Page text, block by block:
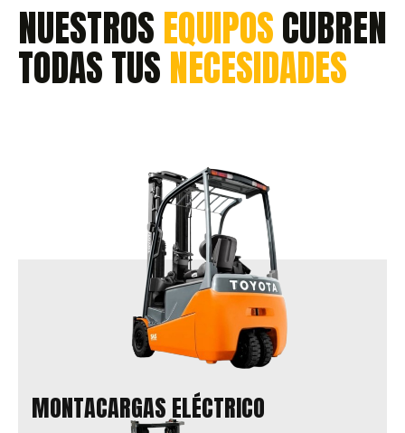
NUESTROS EQUIPOSCUBREN
TODAS TUS NECESIDADES
MONTACARGAS ELÉCTRICO